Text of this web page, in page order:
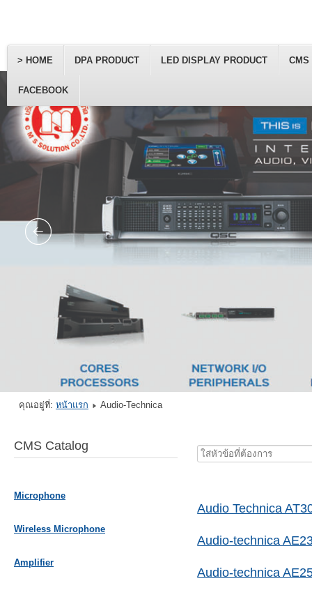
> HOME DPA PRODUCT LED DISPLAY PRODUCT CMS
FACEBOOK
คุณอยู่ที่: หน้าแรก Audio-Technica
CMS Catalog
Microphone
Wireless Microphone
Amplifier
ใส่
ต้องการ
Audio Technica
Audio-technica
Audio-technica